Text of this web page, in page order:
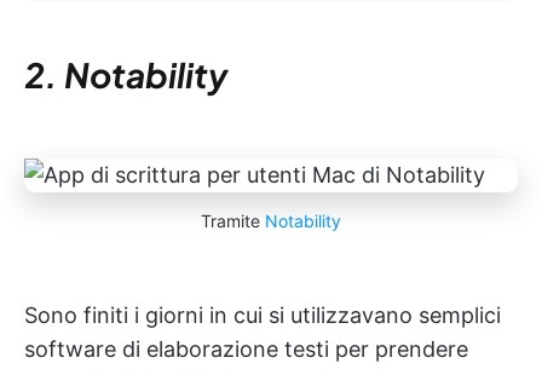
2. Notability
Tramite Notability
Sono finiti i giorni in cui si utilizzavano semplici
software di elaborazione testi per prendere